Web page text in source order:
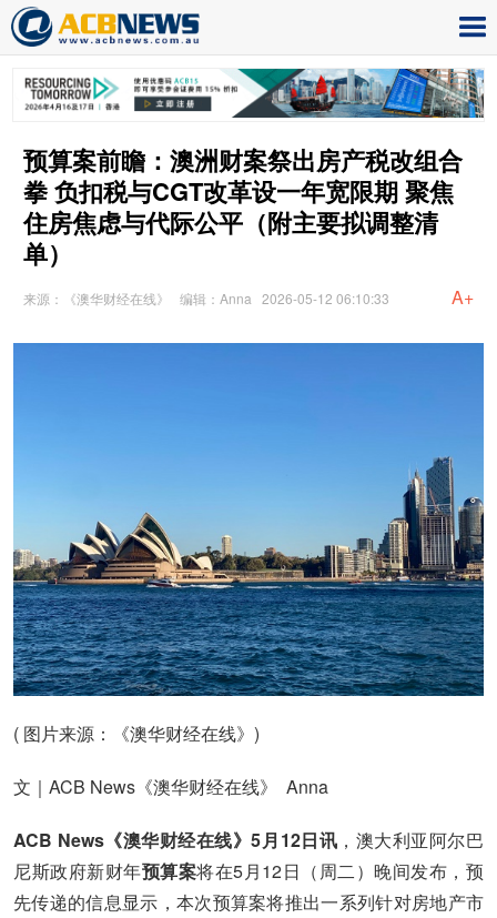
预算案前瞻：澳洲财案祭出房产税改组合
拳 负扣税与CGT改革设一年宽限期 聚焦
住房焦虑与代际公平（附主要拟调整清
单）
来源：《澳华财经在线》 编辑：Anna 2026-05-12 06:10:33 A+
( 图片来源：《澳华财经在线》)
文｜ACB News《澳华财经在线》 Anna
ACB News《澳华财经在线》5月12日讯 ，澳大利亚阿尔巴
尼斯政府新财年预算案将在5月12日（周二）晚间发布，预
先传递的信息显示，本次预算案将推出一系列针对房地产市